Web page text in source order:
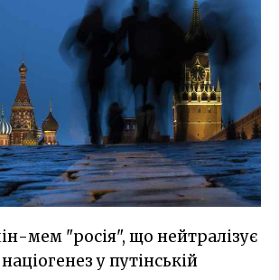
мем "росія", що нейтралізує
у путінській